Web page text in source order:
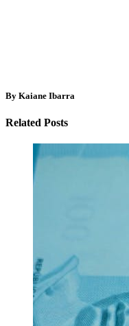
By Kaiane Ibarra
Related Posts